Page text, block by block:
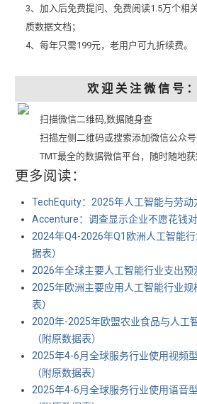
3、加入后免费提问、免费阅读1.5万个相
质数据文档；
4、每年只需199元，老用户可九折续费。
欢 迎 关 注 微 信 号
扫描微信二维码,数据随身查
扫描左侧二维码或搜索添加微信公众号
TMT最全的数据微信平台，随时随地
更多阅读：
TechEquity：2025年人工智能与劳动
Accenture：调查显示企业不愿花钱
2024年Q4-2026年Q1欧洲人工智能
据表） ​​​
2026年全球主要人工智能行业支出预
2025年欧洲主要应用人工智能行业
表） ​​​
2020年-2025年欧盟农业食品与人工
（附原数据表） ​​​
2025年4-6月全球服务行业使用视频
（附原数据表） ​​​
2025年4-6月全球服务行业使用语音